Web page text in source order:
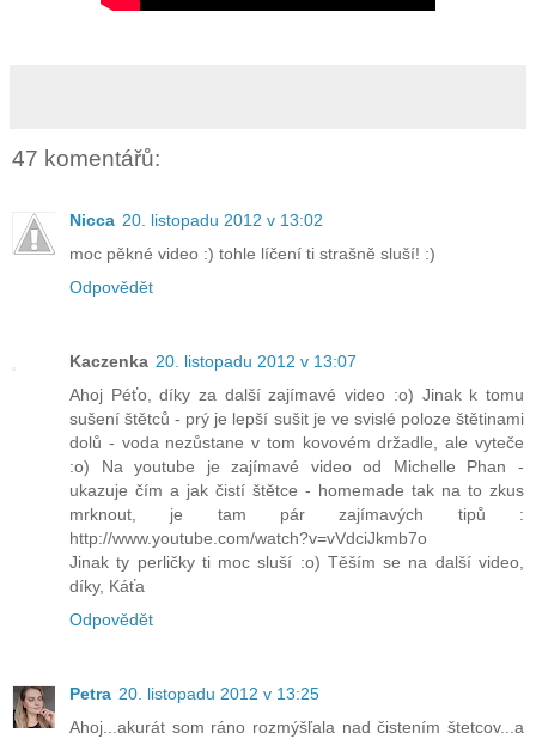
47 komentářů:
Nicca 20. listopadu 2012 v 13:02
moc pěkné video :) tohle líčení ti strašně sluší! :)
Odpovědět
Kaczenka 20. listopadu 2012 v 13:07
Ahoj Péťo, díky za další zajímavé video :o) Jinak k tomu
sušení štětců - prý je lepší sušit je ve svislé poloze štětinami
dolů - voda nezůstane v tom kovovém držadle, ale vyteče
:o) Na youtube je zajímavé video od Michelle Phan -
ukazuje čím a jak čistí štětce - homemade tak na to zkus
mrknout, je tam pár zajímavých tipů :
http://www.youtube.com/watch?v=vVdciJkmb7o
Jinak ty perličky ti moc sluší :o) Těším se na další video,
díky, Káťa
Odpovědět
Petra 20. listopadu 2012 v 13:25
Ahoj...akurát som ráno rozmýšľala nad čistením štetcov...a